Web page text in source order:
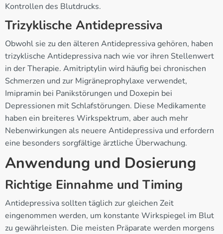
Kontrollen des Blutdrucks.
Trizyklische Antidepressiva
Obwohl sie zu den älteren Antidepressiva gehören, haben
trizyklische Antidepressiva nach wie vor ihren Stellenwert
in der Therapie. Amitriptylin wird häufig bei chronischen
Schmerzen und zur Migräneprophylaxe verwendet,
Imipramin bei Panikstörungen und Doxepin bei
Depressionen mit Schlafstörungen. Diese Medikamente
haben ein breiteres Wirkspektrum, aber auch mehr
Nebenwirkungen als neuere Antidepressiva und erfordern
eine besonders sorgfältige ärztliche Überwachung.
Anwendung und Dosierung
Richtige Einnahme und Timing
Antidepressiva sollten täglich zur gleichen Zeit
eingenommen werden, um konstante Wirkspiegel im Blut
zu gewährleisten. Die meisten Präparate werden morgens